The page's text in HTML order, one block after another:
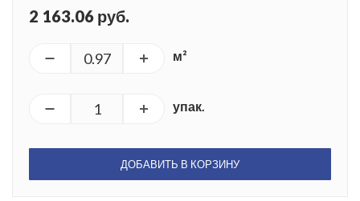
2 163.06 руб.
м²
упак.
ДОБАВИТЬ В КОРЗИНУ